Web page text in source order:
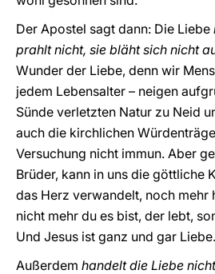
Der Apostel sagt dann: Die Liebe
prahlt nicht, sie bläht sich nicht
Wunder der Liebe, denn wir
jedem Lebensalter – neigen
Sünde verletzten Natur zu Neid
auch die kirchlichen
Versuchung nicht immun. Aber
Brüder, kann in uns die göttliche
das Herz verwandelt, noch mehr
nicht mehr du es bist, der lebt,
Und Jesus ist ganz und gar Liebe.
Außerdem handelt die Liebe